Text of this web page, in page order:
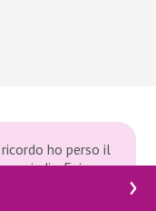
ho perso il
quindi… Fai
almeno
200 mila.